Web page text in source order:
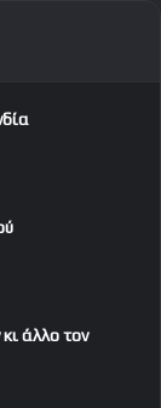
άλλο τον